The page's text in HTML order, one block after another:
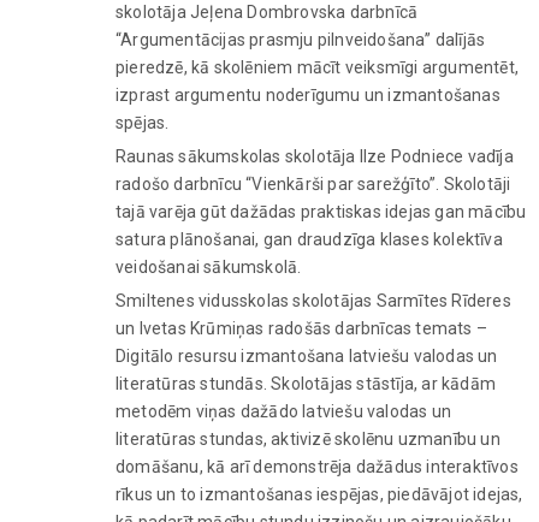
skolotāja Jeļena Dombrovska darbnīcā
“Argumentācijas prasmju pilnveidošana” dalījās
pieredzē, kā skolēniem mācīt veiksmīgi argumentēt,
izprast argumentu noderīgumu un izmantošanas
spējas.
Raunas sākumskolas skolotāja Ilze Podniece vadīja
radošo darbnīcu “Vienkārši par sarežģīto”. Skolotāji
tajā varēja gūt dažādas praktiskas idejas gan mācību
satura plānošanai, gan draudzīga klases kolektīva
veidošanai sākumskolā.
Smiltenes vidusskolas skolotājas Sarmītes Rīderes
un Ivetas Krūmiņas radošās darbnīcas temats –
Digitālo resursu izmantošana latviešu valodas un
literatūras stundās. Skolotājas stāstīja, ar kādām
metodēm viņas dažādo latviešu valodas un
literatūras stundas, aktivizē skolēnu uzmanību un
domāšanu, kā arī demonstrēja dažādus interaktīvos
rīkus un to izmantošanas iespējas, piedāvājot idejas,